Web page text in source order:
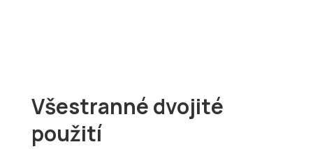
Všestranné dvojité
použití